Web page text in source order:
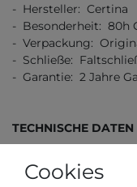
- Hersteller: Certina
- Besonderheit: 80h
- Verpackung:
- Schließe:
- Garantie: 2 Jahre
TECHNISCHE DATEN
- Durchmesser
- Höhe in mm / Zoll:
Cookies